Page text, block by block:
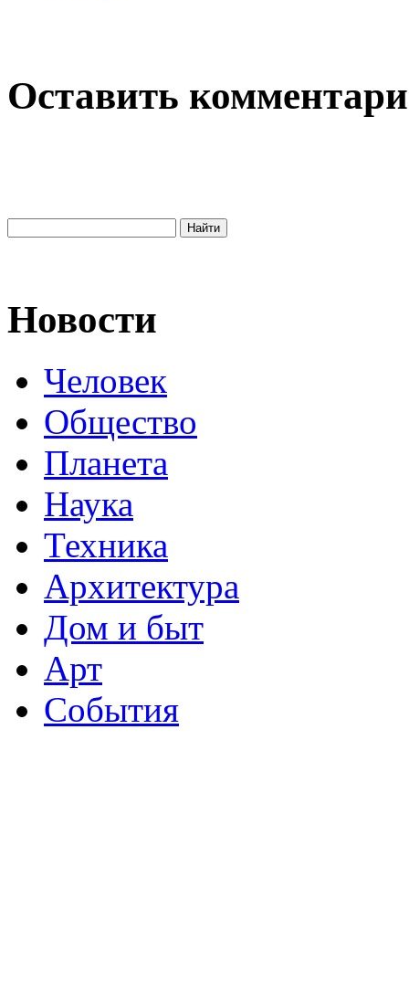
Оставить
Новости
Человек
Общество
Планета
Наука
Техника
Архитектура
Дом и быт
Арт
События